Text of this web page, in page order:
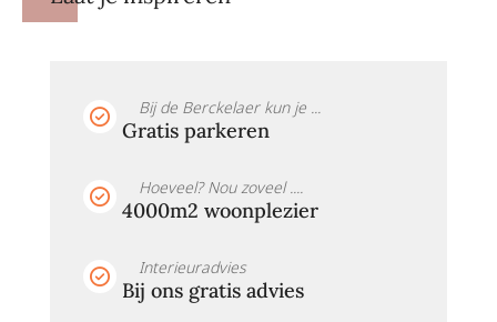
Bij de Berckelaer kun je ...
Gratis parkeren
Hoeveel? Nou zoveel ....
4000m2 woonplezier
Interieuradvies
Bij ons gratis advies